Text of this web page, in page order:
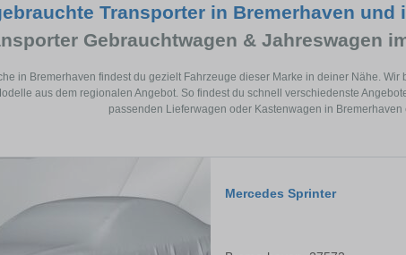
Transporter in Bremerhaven und
Gebrauchtwagen & Jahreswagen
in Bremerhaven findest du gezielt Fahrzeuge dieser Marke in deiner Nähe.
aus dem regionalen Angebot. So findest du schnell verschiedenste
passenden Lieferwagen oder Kastenwagen in Bremerhaven
Mercedes Sprinter